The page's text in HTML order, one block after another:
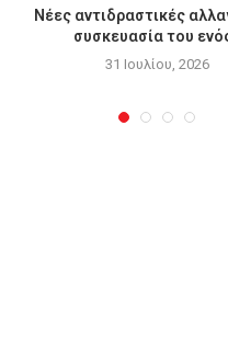
Νέες αντιδραστικές
συσκευασία του
31 Ιουλίου, 2026